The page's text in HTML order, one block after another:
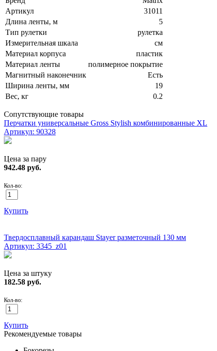
Артикул
31011
Длина ленты, м
5
Тип рулетки
рулетка
Измерительная шкала
см
Материал корпуса
пластик
Материал ленты
полимерное покрытие
Магнитный наконечник
Есть
Ширина ленты, мм
19
Вес, кг
0.2
Сопутствующие товары
Перчатки универсальные Gross Stylish комбинированные XL
Артикул: 90328
Цена за пару
942.48 руб.
Кол-во:
Купить
Твердосплавный карандаш Stayer разметочный 130 мм
Артикул: 3345_z01
Цена за штуку
182.58 руб.
Кол-во:
Купить
Рекомендуемые товары